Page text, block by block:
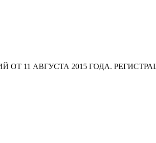
11 АВГУСТА 2015 ГОДА.